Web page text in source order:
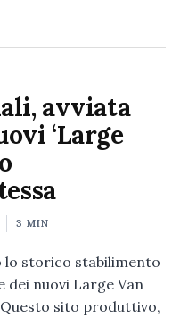
avviata
‘Large
3 MIN
lo storico stabilimento
dei nuovi Large Van
sito produttivo,